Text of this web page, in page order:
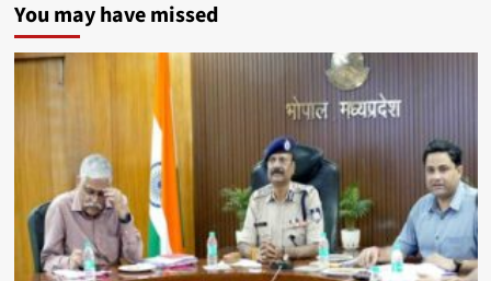
You may have missed